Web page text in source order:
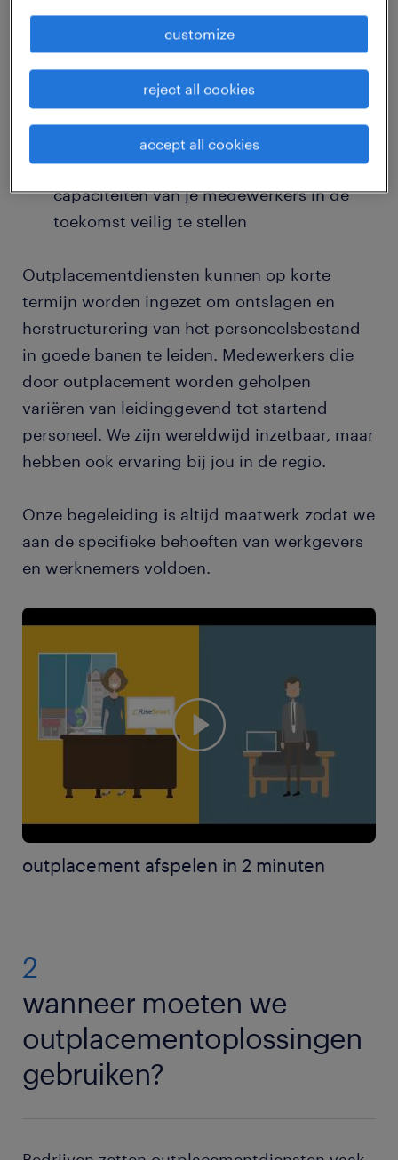
vacatures op maat via een netwerk van
weerbaarheidstraining voor getroffen en
overgebleven werknemers
Carrièremogelijkheden en scholing om de
capaciteiten van je medewerkers in de
toekomst veilig te stellen
Outplacementdiensten kunnen op korte
termijn worden ingezet om ontslagen en
herstructurering van het personeelsbestand
in goede banen te leiden. Medewerkers die
door outplacement worden geholpen
variëren van leidinggevend tot startend
personeel. We zijn wereldwijd inzetbaar, maar
hebben ook ervaring bij jou in de regio.
Onze begeleiding is altijd maatwerk zodat we
aan de specifieke behoeften van werkgevers
en werknemers voldoen.
outplacement afspelen in 2 minuten
2
wanneer moeten we
outplacementoplossingen
gebruiken?
customize
reject all cookies
accept all cookies